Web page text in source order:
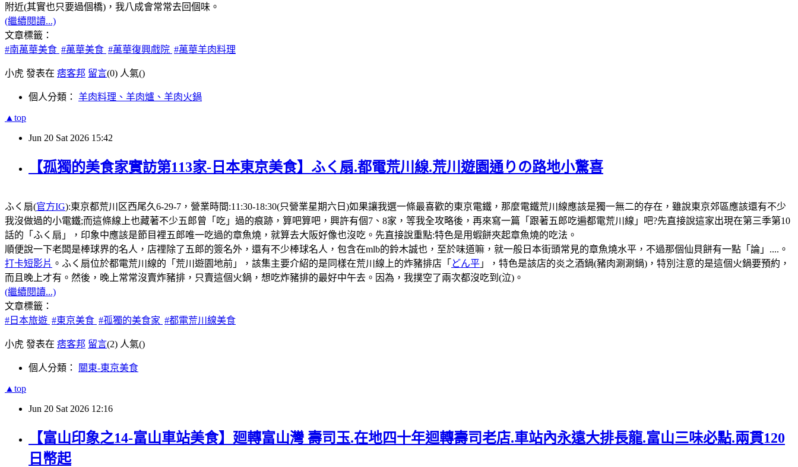
附近(其實也只要過個橋)，我八成會常常去回個味。
(繼續閱讀...)
文章標籤：
#南萬華美食 #萬華美食 #萬華復興戲院 #萬華羊肉料理
小虎 發表在 痞客邦 留言(0) 人氣()
個人分類： 羊肉料理、羊肉爐、羊肉火鍋
▲top
Jun 20 Sat 2026 15:42
【孤獨的美食家實訪第113家-日本東京美食】ふく扇.都電荒川線.荒川遊園通りの路地小驚喜
ふく扇(官方IG):東京都荒川区西尾久6-29-7，營業時間:11:30-18:30(只營業星期六日)如果讓我選一條最喜歡的東京電鐵，那麼電鐵荒川線應該是獨一無二的存在，雖說東京郊區應該還有不少
我沒做過的小電鐵;而這條線上也藏著不少五郎曾「吃」過的痕跡，算吧算吧，興許有個7、8家，等我全攻略後，再來寫一篇「跟著五郎吃遍都電荒川線」吧?先直接說這家出現在第三季第10
話的「ふく扇」，印象中應該是節目裡五郎唯一吃過的章魚燒，就算去大阪好像也沒吃。先直接說重點:特色是用蝦餅夾起章魚燒的吃法。
順便說一下老闆是棒球界的名人，店𥚃除了五郎的簽名外，還有不少棒球名人，包含在mlb的鈴木誠也，至於味道嘛，就一般日本街頭常見的章魚燒水平，不過那個仙貝餅有一點「論」....。
打卡短影片 。ふく扇位於都電荒川線的「荒川遊園地前」，該集主要介紹的是同樣在荒川線上的炸豬排店「 どん平 」，特色是該店的炎之酒鍋(豬肉涮涮鍋)，特別注意的是這個火鍋要預約，
而且晚上才有。然後，晚上常常沒賣炸豬排，只賣這個火鍋，想吃炸豬排的最好中午去。因為，我撲空了兩次都沒吃到(泣)。
(繼續閱讀...)
文章標籤：
#日本旅遊 #東京美食 #孤獨的美食家 #都電荒川線美食
小虎 發表在 痞客邦 留言(2) 人氣()
個人分類： 關東-東京美食
▲top
Jun 20 Sat 2026 12:16
【富山印象之14-富山車站美食】廻轉富山灣 壽司玉.在地四十年迴轉壽司老店.車站內永遠大排長龍.富山三味必點.兩貫120
日幣起